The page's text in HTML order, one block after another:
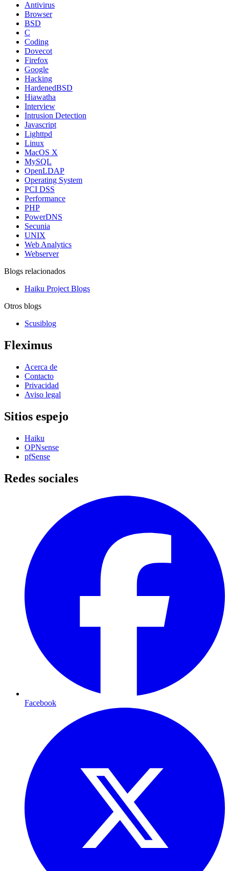
Antivirus
Browser
BSD
C
Coding
Dovecot
Firefox
Google
Hacking
HardenedBSD
Hiawatha
Interview
Intrusion Detection
Javascript
Lighttpd
Linux
MacOS X
MySQL
OpenLDAP
Operating System
PCI DSS
Performance
PHP
PowerDNS
Secunia
UNIX
Web Analytics
Webserver
Blogs relacionados
Haiku Project Blogs
Otros blogs
Scusiblog
Fleximus
Acerca de
Contacto
Privacidad
Aviso legal
Sitios espejo
Haiku
OPNsense
pfSense
Redes sociales
Facebook